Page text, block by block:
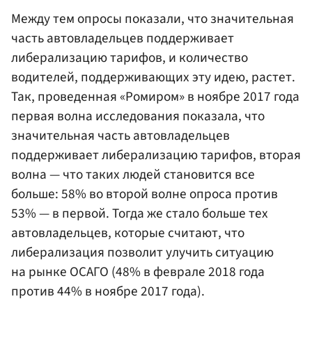
Между тем опросы показали, что значительная
часть автовладельцев поддерживает
либерализацию тарифов, и количество
водителей, поддерживающих эту идею, растет.
Так, проведенная «Ромиром» в ноябре 2017 года
первая волна исследования показала, что
значительная часть автовладельцев
поддерживает либерализацию тарифов, вторая
волна — что таких людей становится все
больше: 58% во второй волне опроса против
53% — в первой. Тогда же стало больше тех
автовладельцев, которые считают, что
либерализация позволит улучить ситуацию
на рынке ОСАГО (48% в феврале 2018 года
против 44% в ноябре 2017 года).